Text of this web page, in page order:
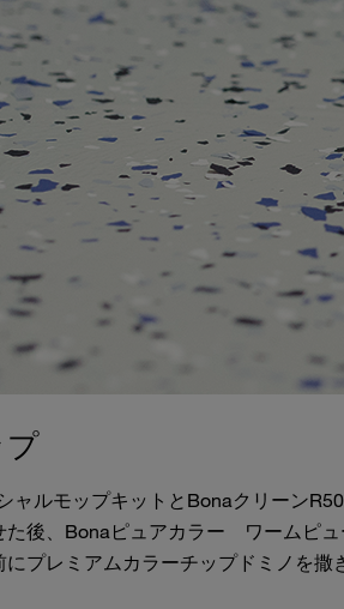
プ
ャルモップキットとBonaクリーン
た後、Bonaピュアカラー ワームピュ
プレミアムカラーチップドミノを撒